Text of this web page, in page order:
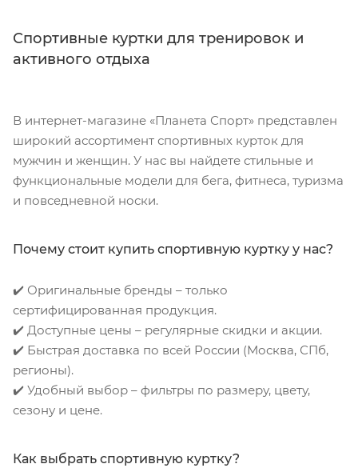
Спортивные куртки для тренировок и
активного отдыха
В интернет-магазине «Планета Спорт» представлен
широкий ассортимент спортивных курток для
мужчин и женщин. У нас вы найдете стильные и
функциональные модели для бега, фитнеса, туризма
и повседневной носки.
Почему стоит купить спортивную куртку у нас?
✔️ Оригинальные бренды – только
сертифицированная продукция.
✔️ Доступные цены – регулярные скидки и акции.
✔️ Быстрая доставка по всей России (Москва, СПб,
регионы).
✔️ Удобный выбор – фильтры по размеру, цвету,
сезону и цене.
Как выбрать спортивную куртку?